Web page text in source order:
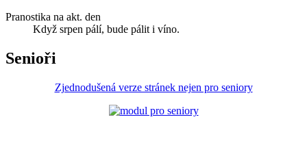
Pranostika na akt. den
Když srpen pálí, bude pálit i víno.
Senioři
Zjednodušená verze stránek nejen pro seniory